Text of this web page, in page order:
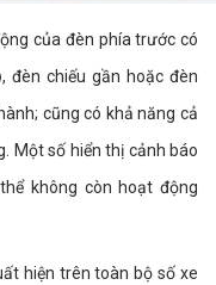
của đèn phía trước có
đèn chiếu gần hoặc đèn
cũng có khả năng cả
Một số hiển thị cảnh báo
không còn hoạt động
hiện trên toàn bộ số xe